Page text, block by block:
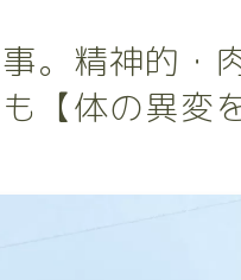
。精神的・
【体の異変